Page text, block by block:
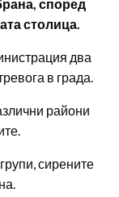
според
столица.
два
в града.
райони
сирените